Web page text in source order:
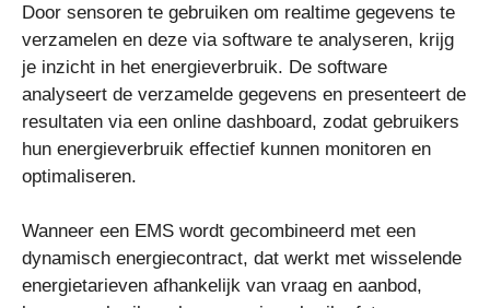
Door sensoren te gebruiken om realtime gegevens te
verzamelen en deze via software te analyseren, krijg
je inzicht in het energieverbruik. De software
analyseert de verzamelde gegevens en presenteert de
resultaten via een online dashboard, zodat gebruikers
hun energieverbruik effectief kunnen monitoren en
optimaliseren.
Wanneer een EMS wordt gecombineerd met een
dynamisch energiecontract, dat werkt met wisselende
energietarieven afhankelijk van vraag en aanbod,